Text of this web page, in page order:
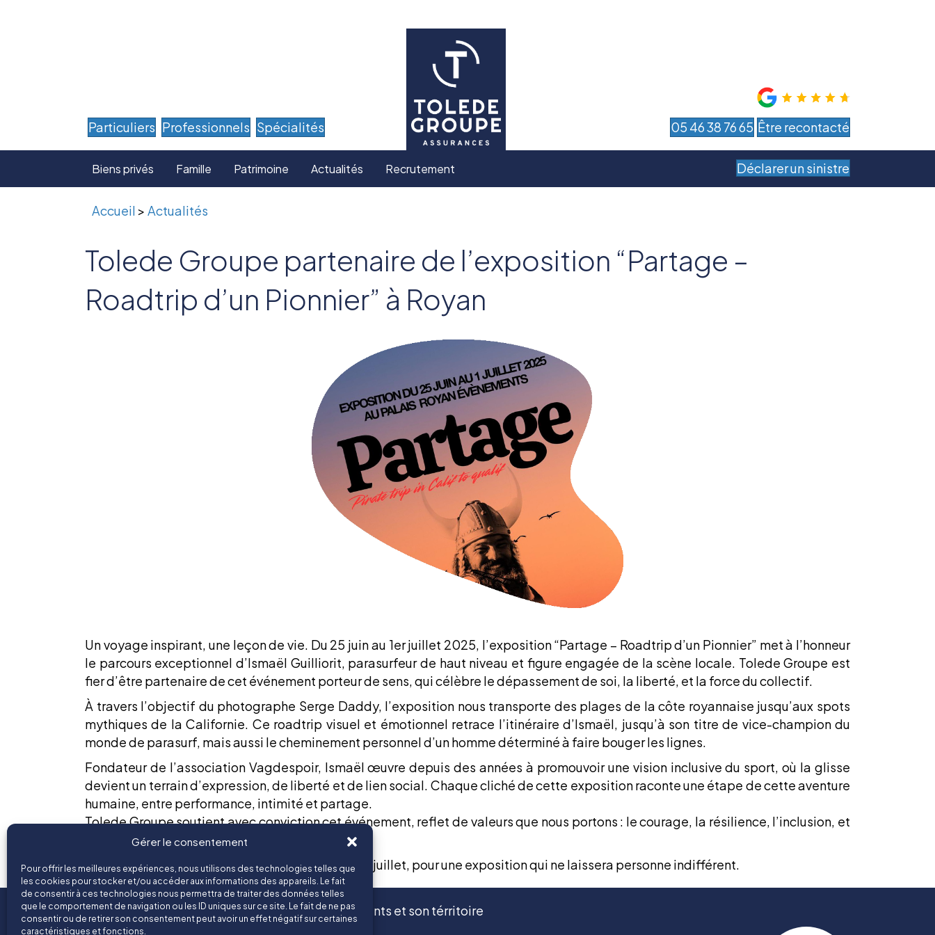
Gérer le consentement
Pour offrir les meilleures expériences, nous utilisons des technologies telles que
les cookies pour stocker et/ou accéder aux informations des appareils. Le fait
de consentir à ces technologies nous permettra de traiter des données telles
que le comportement de navigation ou les ID uniques sur ce site. Le fait de ne pas
consentir ou de retirer son consentement peut avoir un effet négatif sur certaines
caractéristiques et fonctions.
Particuliers Professionnels Spécialités 05 46 38 76 65 Être recontacté
Biens privés Famille Patrimoine Actualités Recrutement Déclarer un sinistre
Accueil > Actualités
Tolede Groupe partenaire de l’exposition “Partage –
Roadtrip d’un Pionnier” à Royan
Un voyage inspirant, une leçon de vie. Du 25 juin au 1er juillet 2025, l’exposition “Partage – Roadtrip d’un Pionnier” met à l’honneur
le parcours exceptionnel d’Ismaël Guilliorit, parasurfeur de haut niveau et figure engagée de la scène locale. Tolede Groupe est
fier d’être partenaire de cet événement porteur de sens, qui célèbre le dépassement de soi, la liberté, et la force du collectif.
À travers l’objectif du photographe Serge Daddy, l’exposition nous transporte des plages de la côte royannaise jusqu’aux spots
mythiques de la Californie. Ce roadtrip visuel et émotionnel retrace l’itinéraire d’Ismaël, jusqu’à son titre de vice-champion du
monde de parasurf, mais aussi le cheminement personnel d’un homme déterminé à faire bouger les lignes.
Fondateur de l’association Vagdespoir, Ismaël œuvre depuis des années à promouvoir une vision inclusive du sport, où la glisse
devient un terrain d’expression, de liberté et de lien social. Chaque cliché de cette exposition raconte une étape de cette aventure
humaine, entre performance, intimité et partage.
Tolede Groupe soutient avec conviction cet événement, reflet de valeurs que nous portons : le courage, la résilience, l’inclusion, et
le goût de l’engagement.
Rendez-vous au Palais de Royan, du 25 juin au 1er juillet, pour une exposition qui ne laissera personne indifférent.
Un groupe tourné vers ses collaborateurs, ses clients et son térritoire